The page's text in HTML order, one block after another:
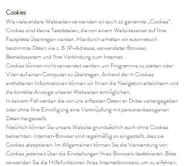
Cookies
Wie viele andere Webseiten verwenden wir auch so genannte „Cookies“.
Cookies sind kleine Textdateien, die von einem Websiteserver auf Ihre
Festplatte übertragen werden. Hierdurch erhalten wir automatisch
bestimmte Daten wie z. B. IP-Adresse, verwendeter Browser,
Betriebssystem und Ihre Verbindung zum Internet.
Cookies können nicht verwendet werden, um Programme zu starten oder
Viren auf einen Computer zu übertragen. Anhand der in Cookies
enthaltenen Informationen können wir Ihnen die Navigation erleichtern und
die korrekte Anzeige unserer Webseiten ermöglichen.
In keinem Fall werden die von uns erfassten Daten an Dritte weitergegeben
oder ohne Ihre Einwilligung eine Verknüpfung mit personenbezogenen
Daten hergestellt.
Natürlich können Sie unsere Website grundsätzlich auch ohne Cookies
betrachten. Internet-Browser sind regelmäßig so eingestellt, dass sie
Cookies akzeptieren. Im Allgemeinen können Sie die Verwendung von
Cookies jederzeit über die Einstellungen Ihres Browsers deaktivieren. Bitte
verwenden Sie die Hilfefunktionen Ihres Internetbrowsers, um zu erfahren,